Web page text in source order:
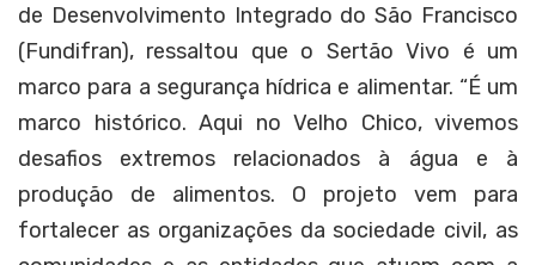
de Desenvolvimento Integrado do São Francisco
(Fundifran), ressaltou que o Sertão Vivo é um
marco para a segurança hídrica e alimentar. “É um
marco histórico. Aqui no Velho Chico, vivemos
desafios extremos relacionados à água e à
produção de alimentos. O projeto vem para
fortalecer as organizações da sociedade civil, as